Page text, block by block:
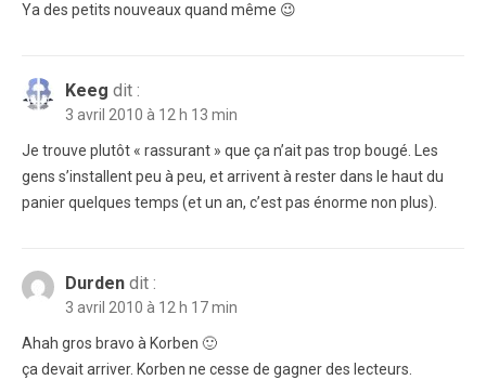
Ya des petits nouveaux quand même 😉
Keeg dit :
3 avril 2010 à 12 h 13 min
Je trouve plutôt « rassurant » que ça n’ait pas trop bougé. Les
gens s’installent peu à peu, et arrivent à rester dans le haut du
panier quelques temps (et un an, c’est pas énorme non plus).
Durden dit :
3 avril 2010 à 12 h 17 min
Ahah gros bravo à Korben 🙂
ça devait arriver. Korben ne cesse de gagner des lecteurs.